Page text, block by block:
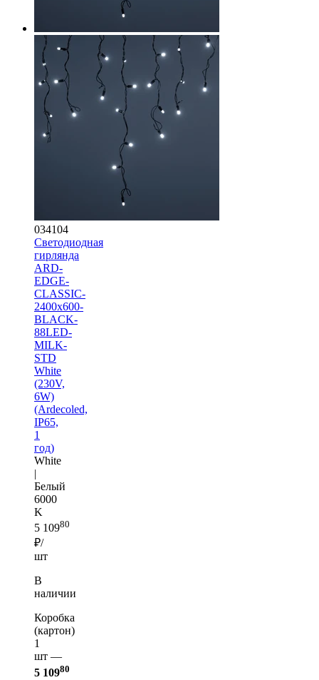
034104
Светодиодная
гирлянда
ARD-
EDGE-
CLASSIC-
2400x600-
BLACK-
88LED-
MILK-
STD
White
(230V,
6W)
(Ardecoled,
IP65,
1
год)
White
|
Белый
6000
K
5 10980
₽/
шт
В
наличии
Коробка
(картон)
1
шт —
5 10980